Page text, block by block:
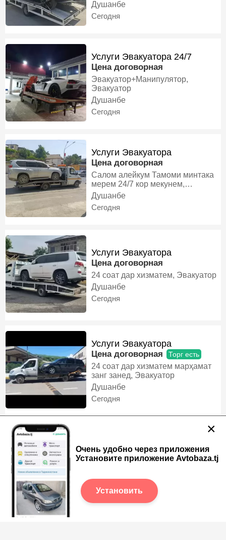
×
Очень удобно через приложения
Установите приложение Avtobaza.tj
Установить
Душанбе
Сегодня
Услуги Эвакуатора 24/7
Цена договорная
Эвакуатор+Манипулятор,
Эвакуатор
Душанбе
Сегодня
Услуги Эвакуатора
Цена договорная
Салом алейкум Тамоми минтака
мерем 24/7 кор мекунем,
Эвакуатор
Душанбе
Сегодня
Услуги Эвакуатора
Цена договорная
24 соат дар хизматем, Эвакуатор
Душанбе
Сегодня
Услуги Эвакуатора
Цена договорная Торг есть
24 соат дар хизматем марҳамат
занг занед, Эвакуатор
Душанбе
Сегодня
Цена договорная
Тамоми чои Точикистон мерем
Эвакуатор
Сегодня